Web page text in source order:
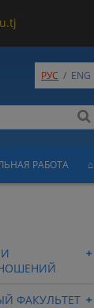
РУС / ENG
РАБОТА ⌂
ФАКУЛЬТЕТ